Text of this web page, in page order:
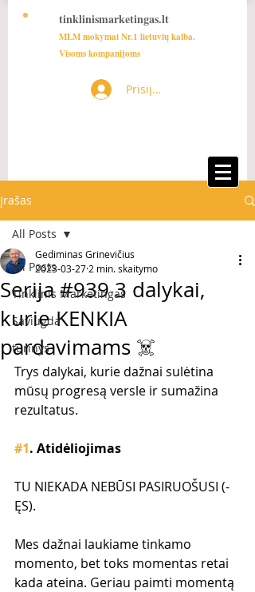
tinklinismarketingas.lt
MLM mokymai Nr.1 lietuvių kalba.
Visoms kompanijoms
Prisijungti
Įrašas
All Posts
Tinklinis Marketingas
Saviugda
turinys
All Posts
Serija #939 3 dalykai,
kurie KENKIA
pardavimams ☠️
Gediminas Grinevičius
2023-03-27 2 min. skaitymo
Trys dalykai, kurie dažnai sulėtina
mūsų progresą versle ir sumažina
rezultatus.
#1. Atidėliojimas
TU NIEKADA NEBŪSI PASIRUOŠUSI (-
ĘS).
Mes dažnai laukiame tinkamo
momento, bet toks momentas retai
kada ateina. Geriau paimti momentą